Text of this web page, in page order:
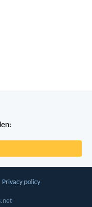
Privacy policy